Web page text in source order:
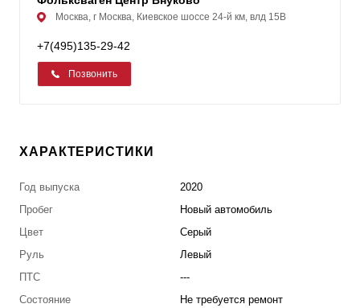
Москва, г Москва, Киевское шоссе 24-й км, влд 15В
+7(495)135-29-42
Позвонить
ХАРАКТЕРИСТИКИ
Год выпуска
2020
Пробег
Новый автомобиль
Цвет
Серый
Руль
Левый
ПТС
---
Состояние
Не требуется ремонт